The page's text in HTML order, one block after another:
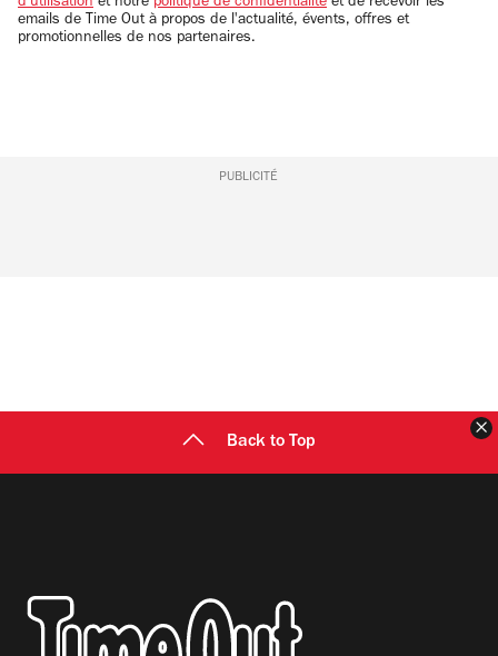
emails de Time Out à propos de l'actualité, évents, offres et
promotionnelles de nos partenaires.
PUBLICITÉ
Back to Top